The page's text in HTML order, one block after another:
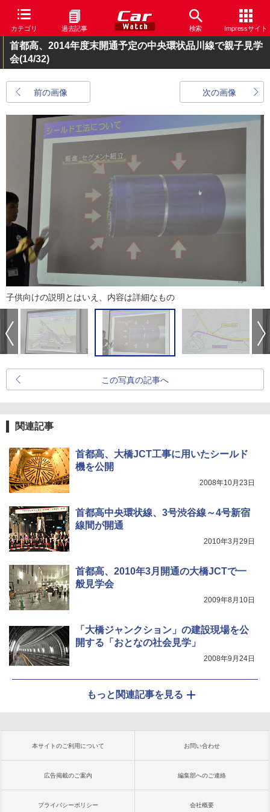
カテゴリ 過去記事 検索 Impressサイト
首都高、2014年度末開通予定の中央環状品川線で親子見学
会(14/32)
前の画像 次の画像
子供向けの説明とはいえ、内容は詳細なもの
この写真の記事へ
関連記事
首都高、大橋JCT工事に用いたシールド
機を公開
2008年10月23日
首都高中央環状線、3号渋谷線～4号新宿
線間が開通
2010年3月29日
首都高、2010年3月開通の大橋JCTで一
般見学会
2009年8月10日
「大橋ジャンクション」の建設現場を公
開する「おとなの社会見学」
2008年9月24日
もっと関連記事を見る
本サイトのご利用について お問い合わせ
広告掲載のご案内 編集部へのご連絡
プライバシーポリシー 会社概要